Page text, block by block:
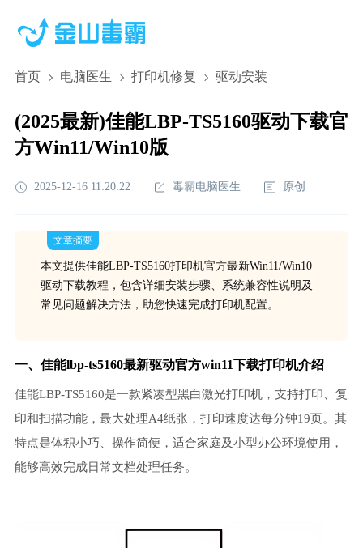
首页 电脑医生 打印机修复 驱动安装
(2025最新)佳能LBP-TS5160驱动下载官
方Win11/Win10版
2025-12-16 11:20:22 毒霸电脑医生 原创
文章摘要
本文提供佳能LBP-TS5160打印机官方最新Win11/Win10
驱动下载教程，包含详细安装步骤、系统兼容性说明及
常见问题解决方法，助您快速完成打印机配置。
一、佳能lbp-ts5160最新驱动官方win11下载打印机介绍
佳能LBP-TS5160是一款紧凑型黑白激光打印机，支持打印、复
印和扫描功能，最大处理A4纸张，打印速度达每分钟19页。其
特点是体积小巧、操作简便，适合家庭及小型办公环境使用，
能够高效完成日常文档处理任务。